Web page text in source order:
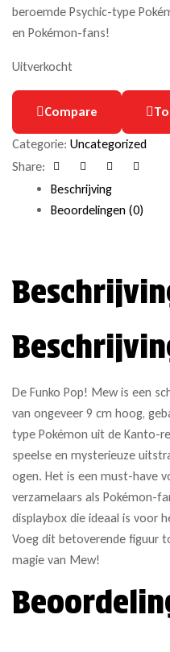
beroemde Psychic-type
en Pokémon-fans!
Uitverkocht
Compare
Categorie: Uncategorized
Share:
Beschrijving
Beoordelingen (0)
De Funko Pop! Mew is een
van ongeveer 9 cm hoog,
type Pokémon uit de Kanto-
speelse en mysterieuze
ogen. Het is een must-have
verzamelaars als Pokémon-
displaybox die ideaal is voor
Voeg dit betoverende figuur
magie van Mew!